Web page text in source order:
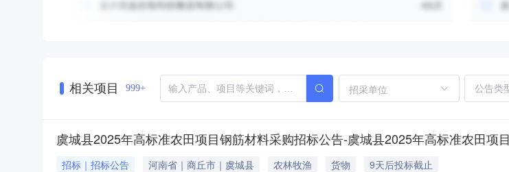
相关项目 999+ 招采单位
虞城县2025年高标准农田项目钢筋材料采购招标公告-虞城县2025年高标准农田项
招标｜招标公告 河南省｜商丘市｜虞城县 农林牧渔 货物
9天后投标截止